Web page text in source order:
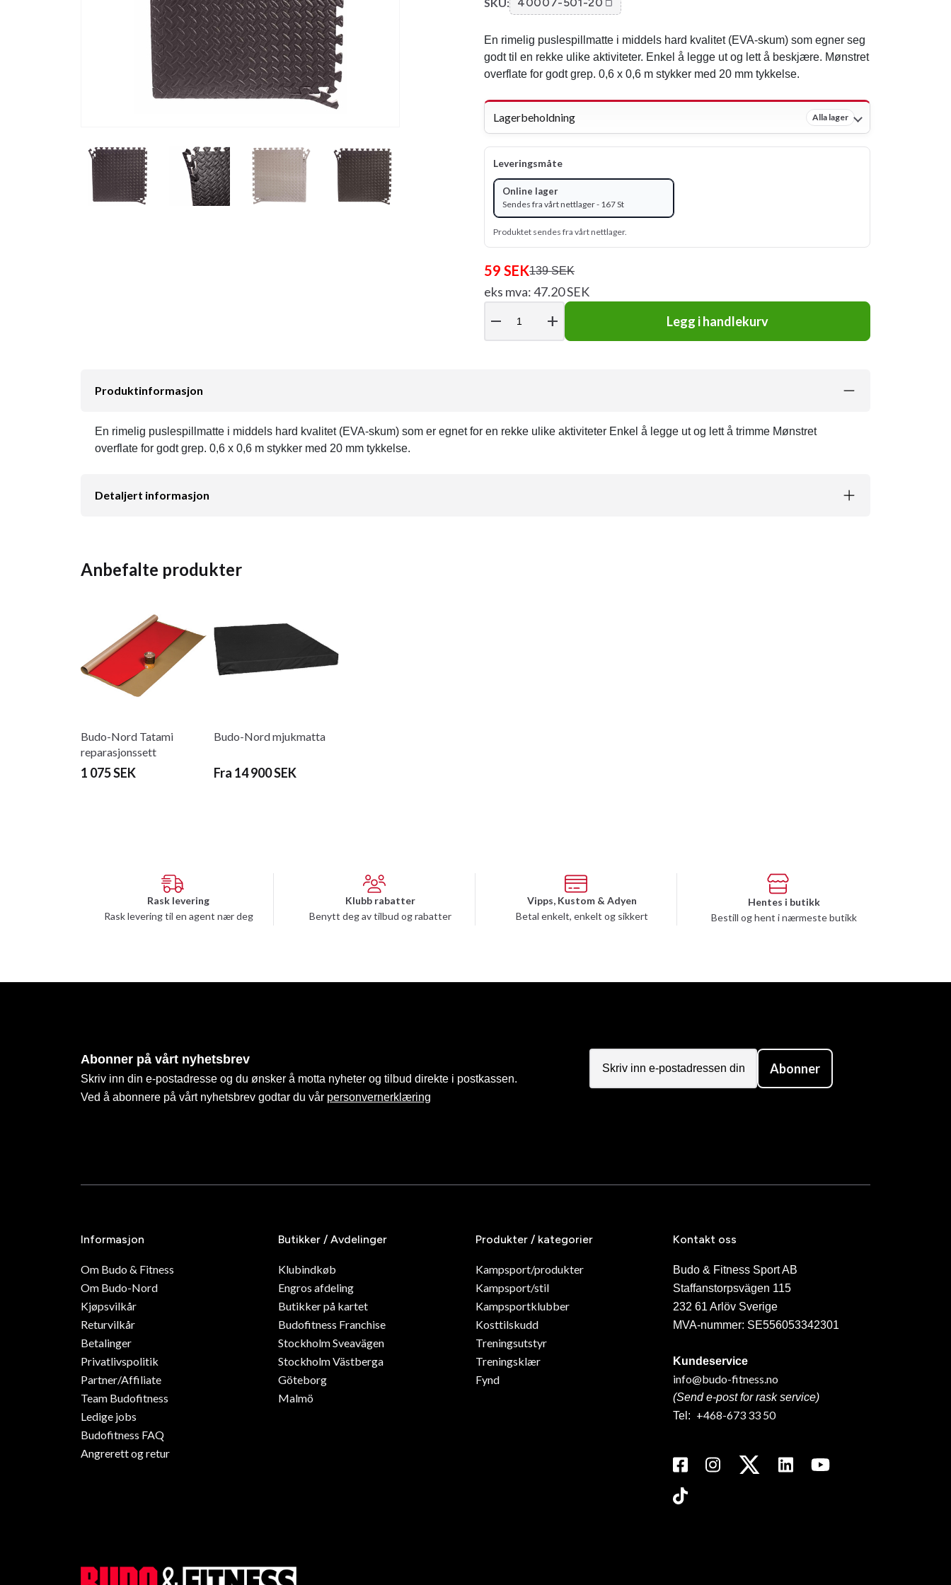
En rimelig puslespillmatte i middels hard kvalitet (EVA-skum) som egner seg
godt til en rekke ulike aktiviteter. Enkel å legge ut og lett å beskjære. Mønstret
overflate for godt grep. 0,6 x 0,6 m stykker med 20 mm tykkelse.
Lagerbeholdning Alla lager
Leveringsmåte
Online lager
Sendes fra vårt nettlager - 167 St
Produktet sendes fra vårt nettlager.
59 SEK139 SEK
eks mva: 47.20 SEK
remove add Legg i handlekurv
Produktinformasjon
En rimelig puslespillmatte i middels hard kvalitet (EVA-skum) som er egnet for en rekke ulike aktiviteter Enkel å legge ut og lett å trimme Mønstret
overflate for godt grep. 0,6 x 0,6 m stykker med 20 mm tykkelse.
Detaljert informasjon
Anbefalte produkter
Budo-Nord Tatami
reparasjonssett
1 075 SEK
Budo-Nord mjukmatta
Fra 14 900 SEK
Rask levering
Rask levering til en agent nær deg
Klubb rabatter
Benytt deg av tilbud og rabatter
Vipps, Kustom & Adyen
Betal enkelt, enkelt og sikkert
Hentes i butikk
Bestill og hent i nærmeste butikk
Abonner på vårt nyhetsbrev
Skriv inn din e-postadresse og du ønsker å motta nyheter og tilbud direkte i postkassen.
Ved å abonnere på vårt nyhetsbrev godtar du vår personvernerklæring
Abonner
Informasjon
Om Budo & Fitness
Om Budo-Nord
Kjøpsvilkår
Returvilkår
Betalinger
Privatlivspolitik
Partner/Affiliate
Team Budofitness
Ledige jobs
Budofitness FAQ
Angrerett og retur
Butikker / Avdelinger
Klubindkøb
Engros afdeling
Butikker på kartet
Budofitness Franchise
Stockholm Sveavägen
Stockholm Västberga
Göteborg
Malmö
Produkter / kategorier
Kampsport/produkter
Kampsport/stil
Kampsportklubber
Kosttilskudd
Treningsutstyr
Treningsklær
Fynd
Kontakt oss
Budo & Fitness Sport AB
Staffanstorpsvägen 115
232 61 Arlöv Sverige
MVA-nummer: SE556053342301
Kundeservice
info@budo-fitness.no
(Send e-post for rask service)
Tel: +468-673 33 50